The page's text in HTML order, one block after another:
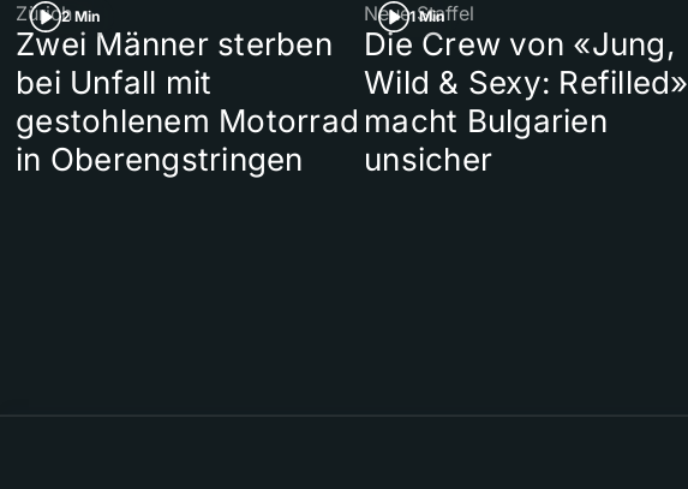
2 Min
Zürich
Zwei Männer sterben
bei Unfall mit
gestohlenem Motorrad
in Oberengstringen
1 Min
Neue Staffel
Die Crew von «Jung,
Wild & Sexy: Refilled»
macht Bulgarien
unsicher